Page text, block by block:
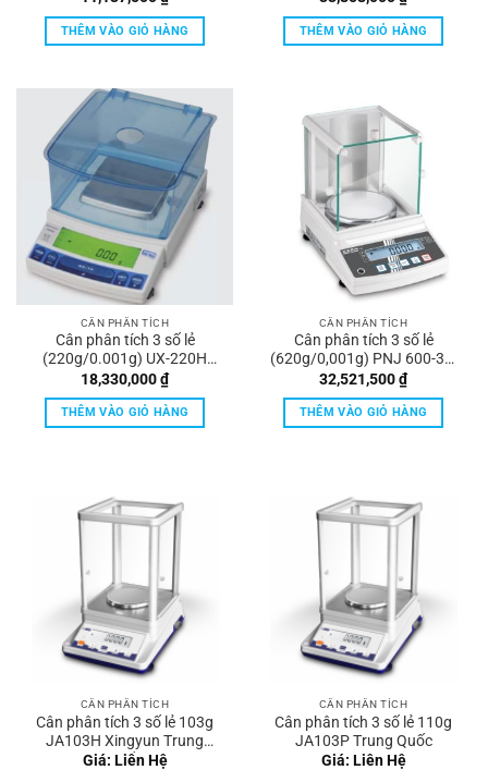
THÊM VÀO GIỎ HÀNG THÊM VÀO GIỎ HÀNG
CÂN PHÂN TÍCH
Cân phân tích 3 số lẻ
(220g/0.001g) UX-220H
Shimadzu
18,330,000₫
THÊM VÀO GIỎ HÀNG
CÂN PHÂN TÍCH
Cân phân tích 3 số lẻ
(620g/0,001g) PNJ 600-3M
Kern
32,521,500₫
THÊM VÀO GIỎ HÀNG
CÂN PHÂN TÍCH
Cân phân tích 3 số lẻ 103g
JA103H Xingyun Trung
Quốc
Giá: Liên Hệ
CÂN PHÂN TÍCH
Cân phân tích 3 số lẻ 110g
JA103P Trung Quốc
Giá: Liên Hệ